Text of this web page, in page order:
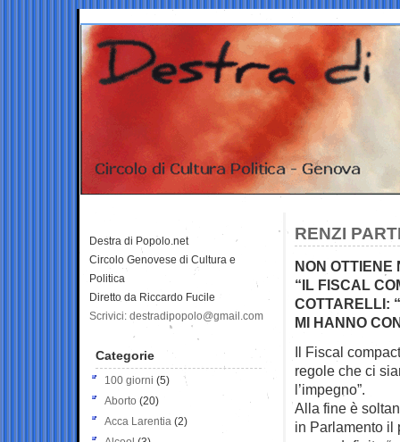
RENZI
NON OTTIENE
“IL FISCAL
COTTARELLI:
MI HANNO
Il Fiscal
regole che ci
l’impegno”.
Alla fine è
in Parlamento il
Destra di Popolo.net
Circolo Genovese di Cultura e
Politica
Diretto da Riccardo Fucile
Scrivici: destradipopolo@gmail.com
Categorie
100 giorni (5)
Aborto (20)
Acca Larentia (2)